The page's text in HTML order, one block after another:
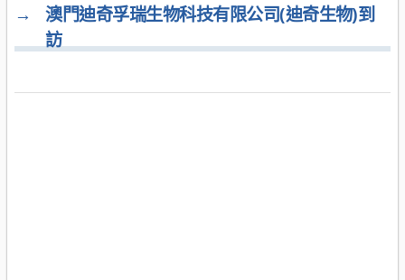
→
澳門迪奇孚瑞生物科技有限公司(迪奇生物)到
訪